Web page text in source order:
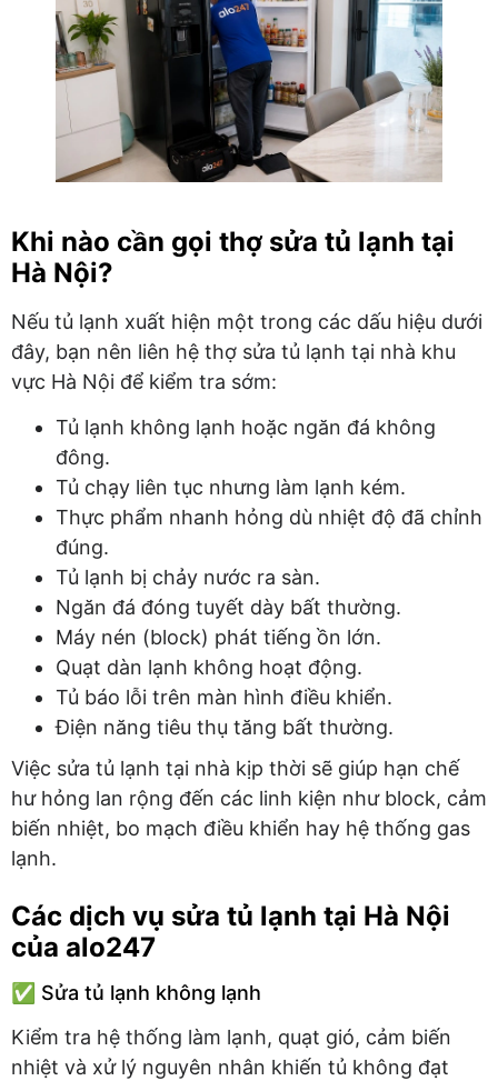
Khi nào cần gọi thợ sửa tủ lạnh tại
Hà Nội?
Nếu tủ lạnh xuất hiện một trong các dấu hiệu dưới
đây, bạn nên liên hệ thợ sửa tủ lạnh tại nhà khu
vực Hà Nội để kiểm tra sớm:
Tủ lạnh không lạnh hoặc ngăn đá không
đông.
Tủ chạy liên tục nhưng làm lạnh kém.
Thực phẩm nhanh hỏng dù nhiệt độ đã chỉnh
đúng.
Tủ lạnh bị chảy nước ra sàn.
Ngăn đá đóng tuyết dày bất thường.
Máy nén (block) phát tiếng ồn lớn.
Quạt dàn lạnh không hoạt động.
Tủ báo lỗi trên màn hình điều khiển.
Điện năng tiêu thụ tăng bất thường.
Việc sửa tủ lạnh tại nhà kịp thời sẽ giúp hạn chế
hư hỏng lan rộng đến các linh kiện như block, cảm
biến nhiệt, bo mạch điều khiển hay hệ thống gas
lạnh.
Các dịch vụ sửa tủ lạnh tại Hà Nội
của alo247
✅ Sửa tủ lạnh không lạnh
Kiểm tra hệ thống làm lạnh, quạt gió, cảm biến
nhiệt và xử lý nguyên nhân khiến tủ không đạt